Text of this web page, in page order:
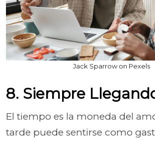
Jack Sparrow on Pexels
8. Siempre
El tiempo es la moneda del
tarde puede sentirse como